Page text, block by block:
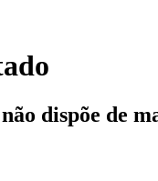
dispõe de